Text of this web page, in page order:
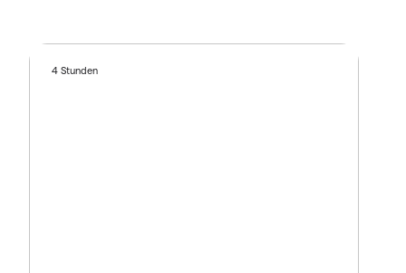
4 Stunden